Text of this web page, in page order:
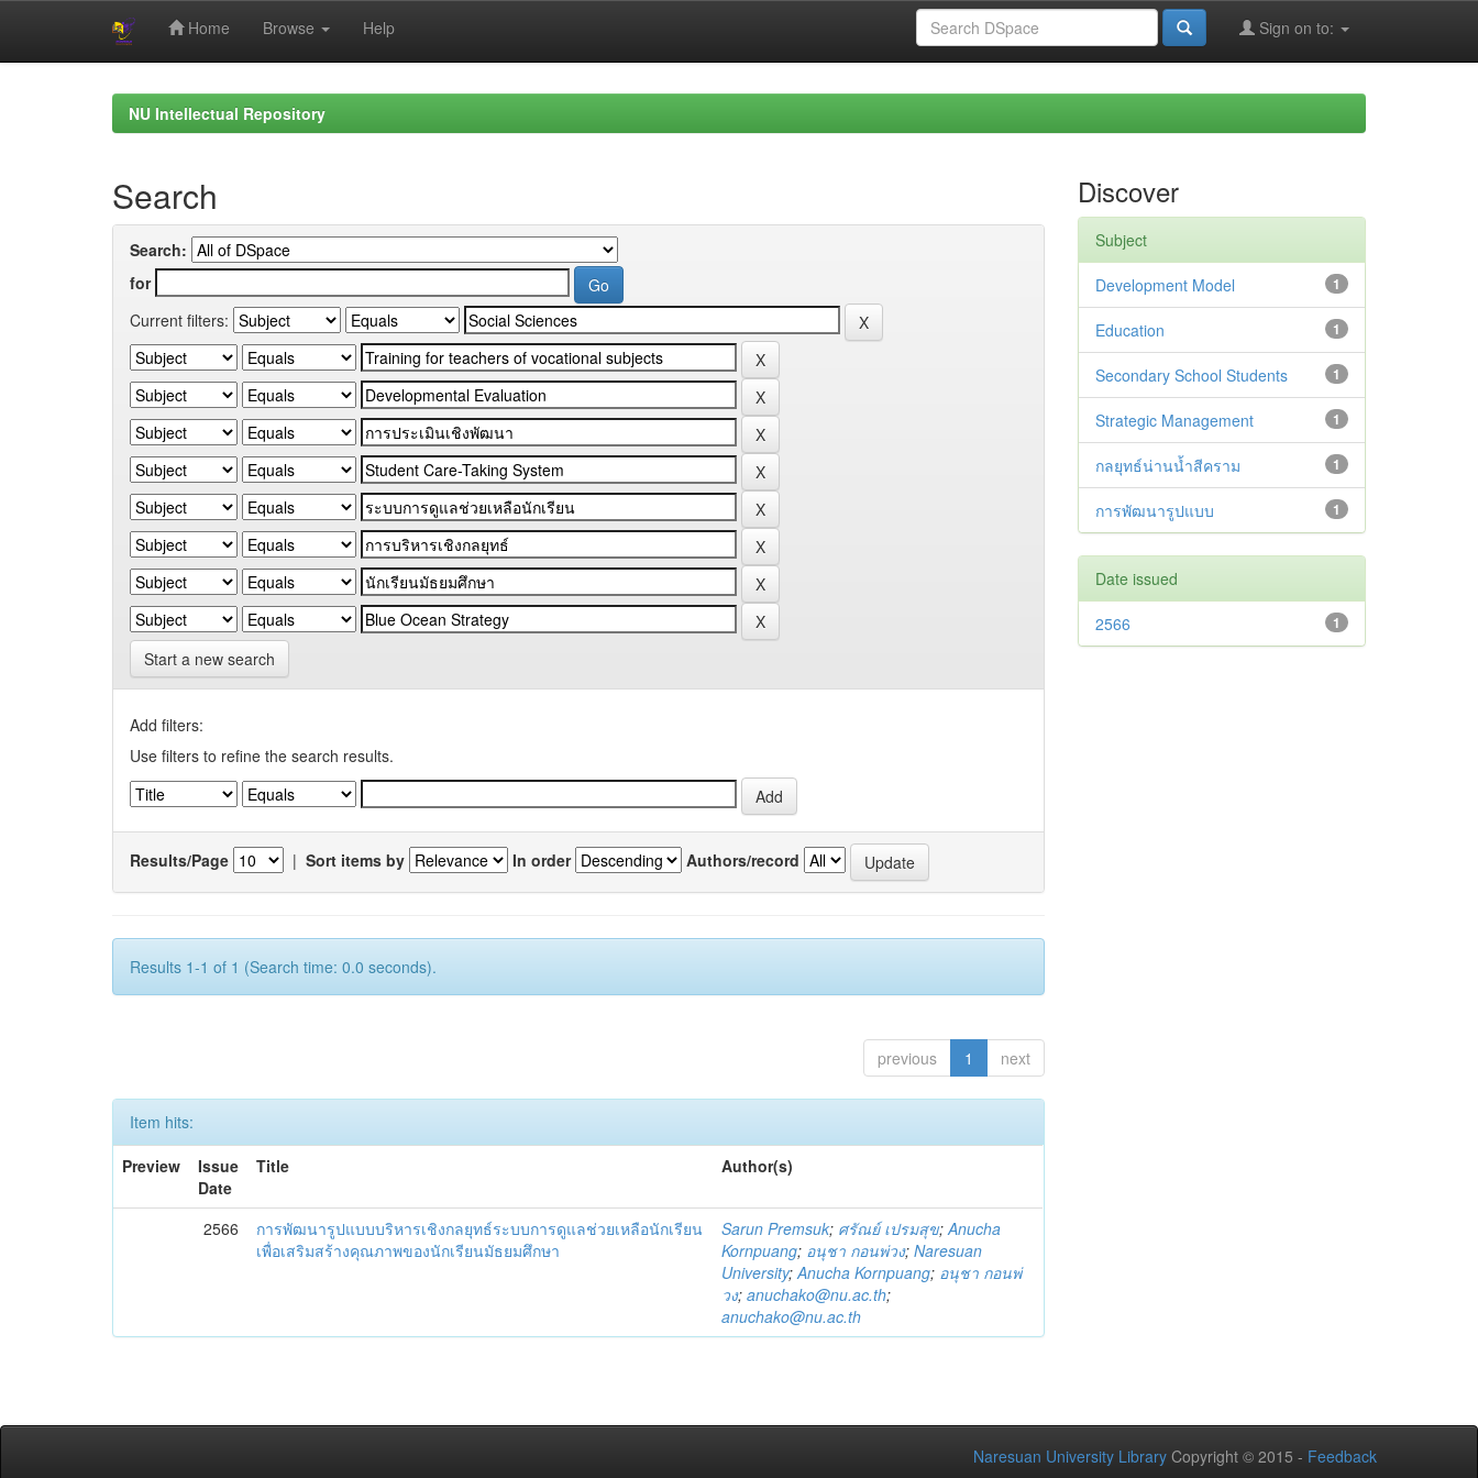
Home Browse Help Sign on to:
NU Intellectual Repository
Search
Search:
for
Current filters:
Start a new search
Add filters:
Use filters to refine the search results.
Results/Page | Sort items by In order Authors/record
Results 1-1 of 1 (Search time: 0.0 seconds).
previous 1 next
Item hits:
Preview
Issue
Date
Title Author(s)
2566
การพัฒนารูปแบบบริหารเชิงกลยุทธ์ระบบการดูแลช่วยเหลือนักเรียน
เพื่อเสริมสร้างคุณภาพของนักเรียนมัธยมศึกษา
Sarun Premsuk; ศรัณย์ เปรมสุข;Anucha
Kornpuang; อนุชา กอนพ่วง;Naresuan
University;Anucha Kornpuang; อนุชา กอนพ่
วง;anuchako@nu.ac.th;
anuchako@nu.ac.th
Discover
Subject
1
Development Model
1
Education
1
Secondary School Students
1
Strategic Management
1
กลยุทธ์น่านน้ำสีคราม
1
การพัฒนารูปแบบ
Date issued
1
2566
Naresuan University Library Copyright © 2015 - Feedback